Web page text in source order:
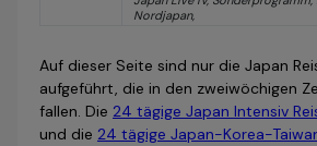
Nordjapan,
Auf dieser Seite sind nur die Japan
aufgeführt, die in den zweiwöchigen
fallen. Die 24 tägige Japan Intensiv
und die 24 tägige Japan-Korea-